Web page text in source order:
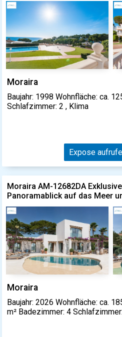
Moraira
Baujahr: 1998 Wohnfläche: ca.
Schlafzimmer: 2 , Klima
Expose
Moraira AM-12682DA
Panoramablick auf das Meer
Moraira
Baujahr: 2026 Wohnfläche: ca.
m² Badezimmer: 4